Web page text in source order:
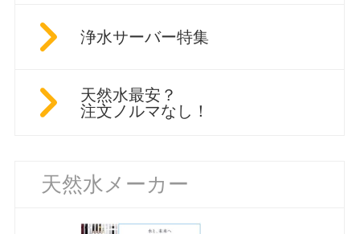
浄水サーバー特集
天然水最安？
注文ノルマなし！
天然水メーカー